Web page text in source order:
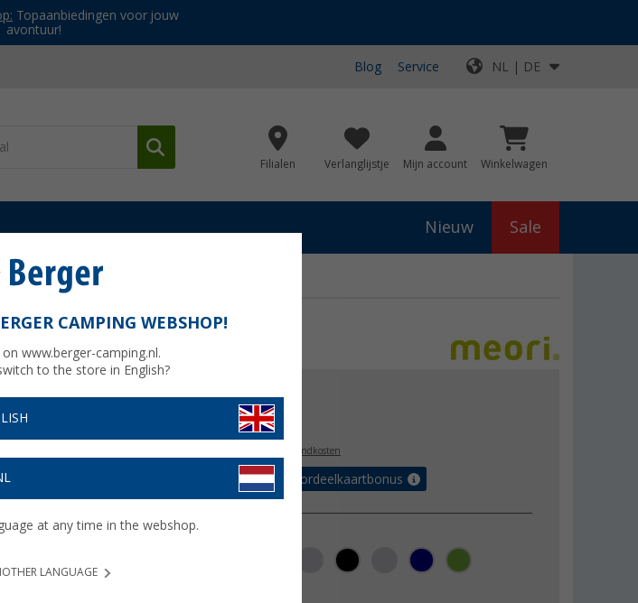
Topaanbiedingen voor jouw
avontuur!
Blog Service NL | DE
Filialen Verlanglijstje Mijn account Winkelwagen
Nieuw Sale
vouwbox Classic (verschillende maten)
€ 22,99
plus verzendkosten
Verzeker tot 5% voordeelkaartbonus
Kleur
CAMPING WEBSHOP!
www.berger-camping.nl.
to the store in English?
at any time in the webshop.
LANGUAGE